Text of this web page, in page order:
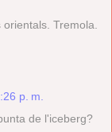
Tremola.
p. m.
de l'iceberg?